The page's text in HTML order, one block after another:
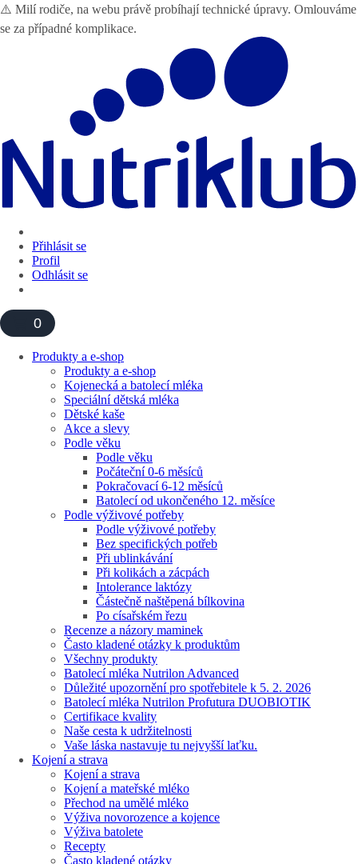
⚠️ Milí rodiče, na webu právě probíhají technické úpravy. Omlouváme
se za případné komplikace.
Přihlásit se
Profil
Odhlásit se
0
Produkty a e-shop
Produkty a e-shop
Kojenecká a batolecí mléka
Speciální dětská mléka
Dětské kaše
Akce a slevy
Podle věku
Podle věku
Počáteční 0-6 měsíců
Pokračovací 6-12 měsíců
Batolecí od ukončeného 12. měsíce
Podle výživové potřeby
Podle výživové potřeby
Bez specifických potřeb
Při ublinkávání
Při kolikách a zácpách
Intolerance laktózy
Částečně naštěpená bílkovina
Po císařském řezu
Recenze a názory maminek
Často kladené otázky k produktům
Všechny produkty
Batolecí mléka Nutrilon Advanced
Důležité upozornění pro spotřebitele k 5. 2. 2026
Batolecí mléka Nutrilon Profutura DUOBIOTIK
Certifikace kvality
Naše cesta k udržitelnosti
Vaše láska nastavuje tu nejvyšší laťku.
Kojení a strava
Kojení a strava
Kojení a mateřské mléko
Přechod na umělé mléko
Výživa novorozence a kojence
Výživa batolete
Recepty
Často kladené otázky